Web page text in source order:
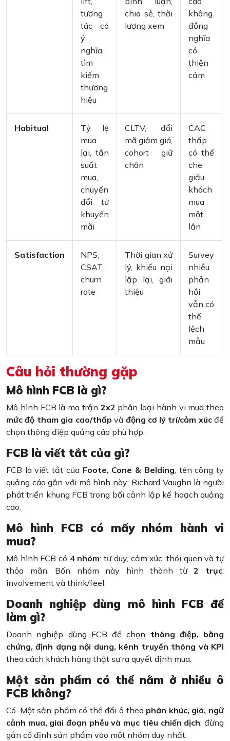
tương
tác có
ý
nghĩa,
tìm
kiếm
thương
hiệu
chia sẻ, thời
lượng xem
không
đồng
nghĩa
có
thiện
cảm
Habitual
Tỷ lệ
mua
lại, tần
suất
mua,
chuyển
đổi từ
khuyến
mãi
CLTV, đổi
mã giảm giá,
cohort giữ
chân
CAC
thấp
có thể
che
giấu
khách
mua
một
lần
Satisfaction
NPS,
CSAT,
churn
rate
Thời gian xử
lý, khiếu nại
lặp lại, giới
thiệu
Survey
nhiều
phản
hồi
vẫn có
thể
lệch
mẫu
Câu hỏi thường gặp
Mô hình FCB là gì?
Mô hình FCB là ma trận 2x2 phân loại hành vi mua theo
mức độ tham gia cao/thấp và động cơ lý trí/cảm xúcđể
chọn thông điệp quảng cáo phù hợp.
FCB là viết tắt của gì?
FCB là viết tắt của Foote, Cone & Belding, tên công ty
quảng cáo gắn với mô hình này; Richard Vaughn là người
phát triển khung FCB trong bối cảnh lập kế hoạch quảng
cáo.
Mô hình FCB có mấy nhóm hành vi
mua?
Mô hình FCB có 4 nhóm: tư duy, cảm xúc, thói quen và tự
thỏa mãn. Bốn nhóm này hình thành từ2 trục:
involvement và think/feel.
Doanh nghiệp dùng mô hình FCB để
làm gì?
Doanh nghiệp dùng FCB để chọn thông điệp, bằng
chứng, định dạng nội dung, kênh truyền thông và KPI
theo cách khách hàng thật sự ra quyết định mua.
Một sản phẩm có thể nằm ở nhiều ô
FCB không?
Có. Một sản phẩm có thể đổi ô theo phân khúc, giá, ngữ
cảnh mua, giai đoạn phễu và mục tiêu chiến dịch; đừng
gắn cố định sản phẩm vào một nhóm duy nhất.